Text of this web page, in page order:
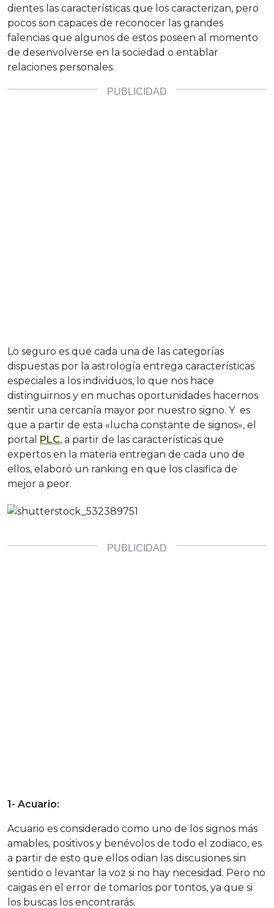
dientes las características que los caracterizan, pero
pocos son capaces de reconocer las grandes
falencias que algunos de estos poseen al momento
de desenvolverse en la sociedad o entablar
relaciones personales.
Lo seguro es que cada una de las categorías
dispuestas por la astrología entrega características
especiales a los individuos, lo que nos hace
distinguirnos y en muchas oportunidades hacernos
sentir una cercanía mayor por nuestro signo. Y es
que a partir de esta «lucha constante de signos», el
portal PLC, a partir de las características que
expertos en la materia entregan de cada uno de
ellos, elaboró un ranking en que los clasifica de
mejor a peor.
1- Acuario:
Acuario es considerado como uno de los signos más
amables, positivos y benévolos de todo el zodiaco, es
a partir de esto que ellos odian las discusiones sin
sentido o levantar la voz si no hay necesidad. Pero no
caigas en el error de tomarlos por tontos, ya que si
los buscas los encontrarás.